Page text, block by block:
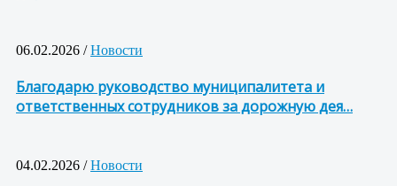
06.02.2026 /Новости
Благодарю руководство муниципалитета и
ответственных сотрудников за дорожную дея…
04.02.2026 /Новости